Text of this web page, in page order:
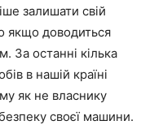
залишати свій
якщо доводиться
За останні кілька
в нашій країні
як не власнику
своєї машини.